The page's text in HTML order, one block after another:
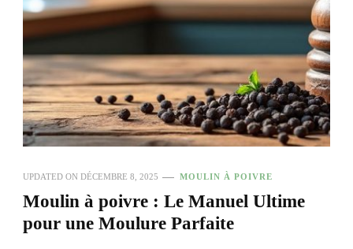
UPDATED ON DÉCEMBRE 8, 2025 MOULIN À POIVRE
Moulin à poivre : Le Manuel Ultime
pour une Moulure Parfaite